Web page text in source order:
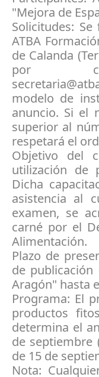
"Mejora de
Solicitudes:
ATBA
de Calanda
por
modelo de
anuncio. Si el
superior al
respetará el
Objetivo del
utilización de
Dicha
asistencia al
examen, se
carné por el
Alimentación.
Plazo de
de
Aragón" hasta
Programa: El
productos
determina el
de septiembre
de 15 de
Nota: